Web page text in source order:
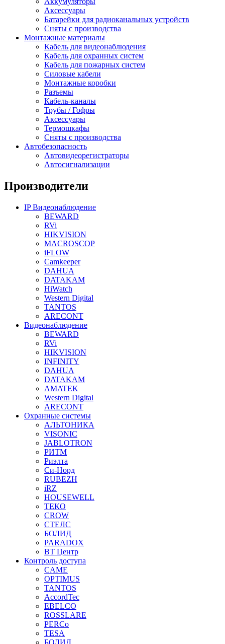
Аксессуары
Батарейки для радиоканальных устройств
Сняты с производства
Монтажные материалы
Кабель для видеонаблюдения
Кабель для охранных систем
Кабель для пожарных систем
Силовые кабели
Монтажные коробки
Разъемы
Кабель-каналы
Трубы / Гофры
Аксессуары
Термошкафы
Сняты с производства
Автобезопасность
Автовидеорегистраторы
Автосигнализации
Производители
IP Видеонаблюдение
BEWARD
RVi
HIKVISION
MACROSCOP
iFLOW
Camkeeper
DAHUA
DATAKAM
HiWatch
Western Digital
TANTOS
ARECONT
Видеонаблюдение
BEWARD
RVi
HIKVISION
INFINITY
DAHUA
DATAKAM
AMATEK
Western Digital
ARECONT
Охранные системы
АЛЬТОНИКА
VISONIC
JABLOTRON
РИТМ
Риэлта
Си-Норд
RUBEZH
iRZ
HOUSEWELL
ТЕКО
CROW
СТЕЛС
БОЛИД
PARADOX
ВТ Центр
Контроль доступа
CAME
OPTIMUS
TANTOS
AccordTec
EBELCO
ROSSLARE
PERCo
TESA
БОЛИД